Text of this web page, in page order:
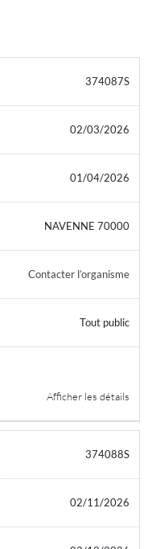
374087S
02/03/2026
01/04/2026
NAVENNE 70000
Contacter l’organisme
Tout public
Afficher les détails
374088S
02/11/2026